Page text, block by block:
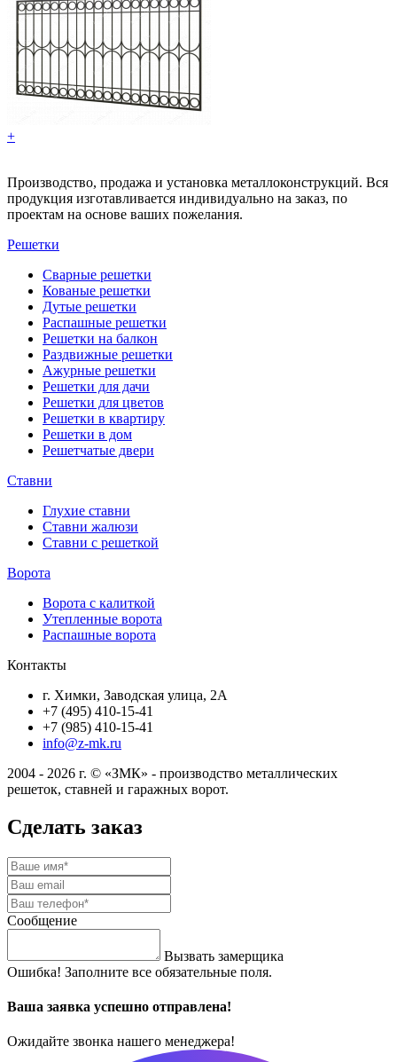
+
Производство, продажа и установка металлоконструкций. Вся
продукция изготавливается индивидуально на заказ, по
проектам на основе ваших пожелания.
Решетки
Сварные решетки
Кованые решетки
Дутые решетки
Распашные решетки
Решетки на балкон
Раздвижные решетки
Ажурные решетки
Решетки для дачи
Решетки для цветов
Решетки в квартиру
Решетки в дом
Решетчатые двери
Ставни
Глухие ставни
Ставни жалюзи
Ставни с решеткой
Ворота
Ворота с калиткой
Утепленные ворота
Распашные ворота
Контакты
г. Химки, Заводская улица, 2А
+7 (495) 410-15-41
+7 (985) 410-15-41
info@z-mk.ru
2004 - 2026 г. © «ЗМК» - производство металлических
решеток, ставней и гаражных ворот.
Сделать заказ
Сообщение
Вызвать замерщика
Ошибка! Заполните все обязательные поля.
Ваша заявка успешно отправлена!
Ожидайте звонка нашего менеджера!